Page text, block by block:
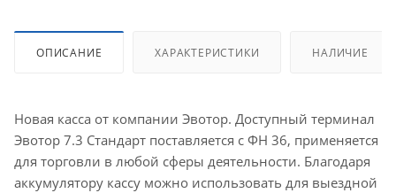
ОПИСАНИЕ ХАРАКТЕРИСТИКИ НАЛИЧИЕ
Новая касса от компании Эвотор. Доступный терминал
Эвотор 7.3 Стандарт поставляется c ФН 36, применяется
для торговли в любой сферы деятельности. Благодаря
аккумулятору кассу можно использовать для выездной